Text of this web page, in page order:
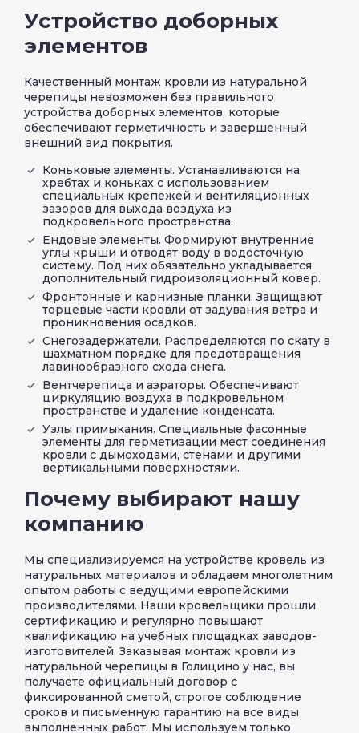
Устройство доборных
элементов
Качественный монтаж кровли из натуральной
черепицы невозможен без правильного
устройства доборных элементов, которые
обеспечивают герметичность и завершенный
внешний вид покрытия.
Коньковые элементы. Устанавливаются на
хребтах и коньках с использованием
специальных крепежей и вентиляционных
зазоров для выхода воздуха из
подкровельного пространства.
Ендовые элементы. Формируют внутренние
углы крыши и отводят воду в водосточную
систему. Под них обязательно укладывается
дополнительный гидроизоляционный ковер.
Фронтонные и карнизные планки. Защищают
торцевые части кровли от задувания ветра и
проникновения осадков.
Снегозадержатели. Распределяются по скату в
шахматном порядке для предотвращения
лавинообразного схода снега.
Вентчерепица и аэраторы. Обеспечивают
циркуляцию воздуха в подкровельном
пространстве и удаление конденсата.
Узлы примыкания. Специальные фасонные
элементы для герметизации мест соединения
кровли с дымоходами, стенами и другими
вертикальными поверхностями.
Почему выбирают нашу
компанию
Мы специализируемся на устройстве кровель из
натуральных материалов и обладаем многолетним
опытом работы с ведущими европейскими
производителями. Наши кровельщики прошли
сертификацию и регулярно повышают
квалификацию на учебных площадках заводов-
изготовителей. Заказывая монтаж кровли из
натуральной черепицы в Голицино у нас, вы
получаете официальный договор с
фиксированной сметой, строгое соблюдение
сроков и письменную гарантию на все виды
выполненных работ. Мы используем только